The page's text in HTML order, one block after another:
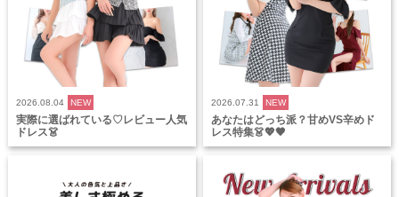
2026.08.04 NEW
実際に選ばれている♡レビュー人気
ドレス👗
2026.07.31 NEW
あなたはどっち派？甘めVS辛めド
レス特集👗💖🖤